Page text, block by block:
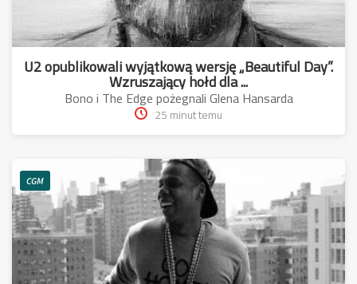
U2 opublikowali wyjątkową wersję „Beautiful Day”.
Wzruszający hołd dla ...
Bono i The Edge pożegnali Glena Hansarda
25 minut temu
CGM